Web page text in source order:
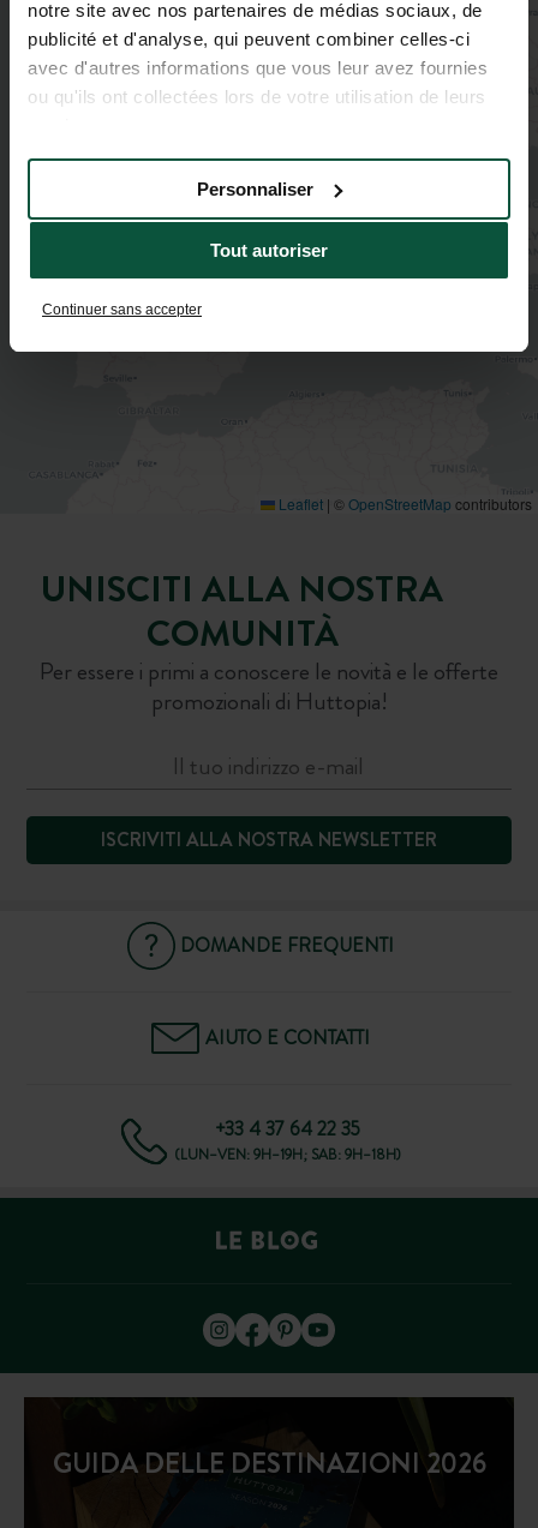
notre site avec nos partenaires de médias sociaux, de
publicité et d'analyse, qui peuvent combiner celles-ci
avec d'autres informations que vous leur avez fournies
ou qu'ils ont collectées lors de votre utilisation de leurs
Tout autoriser
Personnaliser
Continuer sans accepter
2
Leaflet | ©OpenStreetMap contributors
UNISCITI ALLA NOSTRA
COMUNITÀ
Per essere i primi a conoscere le novità e le offerte
promozionali di Huttopia!
ISCRIVITI ALLA NOSTRA NEWSLETTER
DOMANDE FREQUENTI
AIUTO E CONTATTI
+33 4 37 64 22 35
(LUN–VEN: 9H–19H; SAB: 9H–18H)
GUIDA DELLE DESTINAZIONI 2026